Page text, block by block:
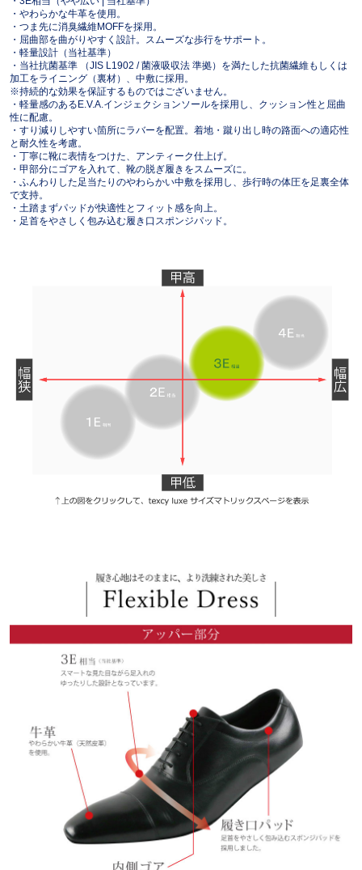
・やわらかな牛革を使用。
・つま先に消臭繊維MOFFを採用。
・屈曲部を曲がりやすく設計。スムーズな歩行をサポート。
・軽量設計（当社基準）
・当社抗菌基準 （JIS L1902 / 菌液吸収法 準拠）を満たした抗菌繊維もしくは
加工をライニング（裏材）、中敷に採用。
※持続的な効果を保証するものではございません。
・軽量感のあるE.V.A.インジェクションソールを採用し、クッション性と屈曲
性に配慮。
・すり減りしやすい箇所にラバーを配置。着地・蹴り出し時の路面への適応性
と耐久性を考慮。
・丁寧に靴に表情をつけた、アンティーク仕上げ。
・甲部分にゴアを入れて、靴の脱ぎ履きをスムーズに。
・ふんわりした足当たりのやわらかい中敷を採用し、歩行時の体圧を足裏全体
で支持。
・土踏まずパッドが快適性とフィット感を向上。
・足首をやさしく包み込む履き口スポンジパッド。